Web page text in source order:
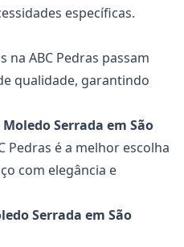
específicas.
na ABC Pedras passam
qualidade, garantindo
Moledo Serrada em São
Pedras é a melhor escolha
com elegância e
Serrada em São